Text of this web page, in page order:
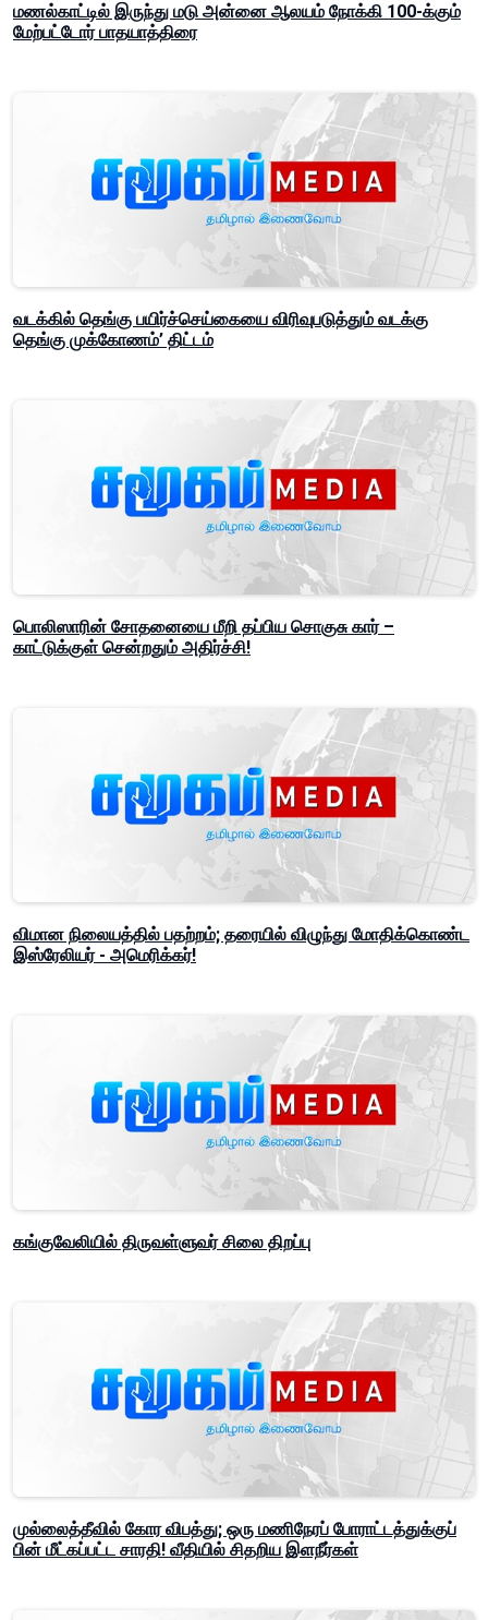
மணல்காட்டில் இருந்து மடு அன்னை ஆலயம் நோக்கி 100-க்கும்
மேற்பட்டோர் பாதயாத்திரை
வடக்கில் தெங்கு பயிர்ச்செய்கையை விரிவுபடுத்தும் வடக்கு
தெங்கு முக்கோணம்’ திட்டம்
பொலிஸாரின் சோதனையை மீறி தப்பிய சொகுசு கார் –
காட்டுக்குள் சென்றதும் அதிர்ச்சி!
விமான நிலையத்தில் பதற்றம்; தரையில் விழுந்து மோதிக்கொண்ட
இஸ்ரேலியர் - அமெரிக்கர்!
கங்குவேலியில் திருவள்ளுவர் சிலை திறப்பு
முல்லைத்தீவில் கோர விபத்து; ஒரு மணிநேரப் போராட்டத்துக்குப்
பின் மீட்கப்பட்ட சாரதி! வீதியில் சிதறிய இளநீர்கள்